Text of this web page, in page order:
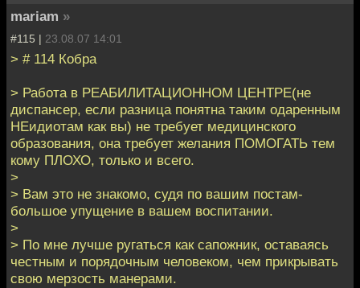
mariam »
#115 | 23.08.07 14:01
> # 114 Кобра
> Работа в РЕАБИЛИТАЦИОННОМ ЦЕНТРЕ(не
диспансер, если разница понятна таким одаренным
НЕидиотам как вы) не требует медицинского
образования, она требует желания ПОМОГАТЬ тем
кому ПЛОХО, только и всего.
>
> Вам это не знакомо, судя по вашим постам-
большое упущение в вашем воспитании.
>
> По мне лучше ругаться как сапожник, оставаясь
честным и порядочным человеком, чем прикрывать
свою мерзость манерами.